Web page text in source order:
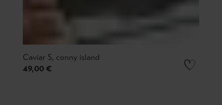
Caviar S, conny island
49,00 €